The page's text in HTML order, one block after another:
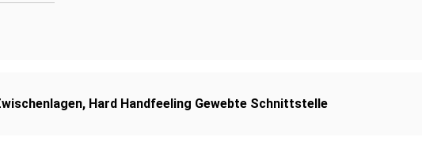
, Hard Handfeeling Gewebte Schnittstelle